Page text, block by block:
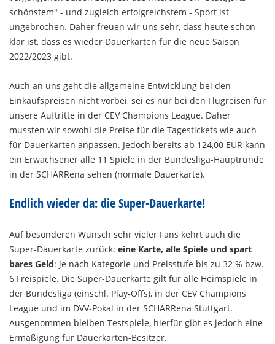
schönstem" - und zugleich erfolgreichstem - Sport ist
ungebrochen. Daher freuen wir uns sehr, dass heute schon
klar ist, dass es wieder Dauerkarten für die neue Saison
2022/2023 gibt.
Auch an uns geht die allgemeine Entwicklung bei den
Einkaufspreisen nicht vorbei, sei es nur bei den Flugreisen für
unsere Auftritte in der CEV Champions League. Daher
mussten wir sowohl die Preise für die Tagestickets wie auch
für Dauerkarten anpassen. Jedoch bereits ab 124,00 EUR kann
ein Erwachsener alle 11 Spiele in der Bundesliga-Hauptrunde
in der SCHARRena sehen (normale Dauerkarte).
Endlich wieder da: die Super-Dauerkarte!
Auf besonderen Wunsch sehr vieler Fans kehrt auch die
Super-Dauerkarte zurück: eine Karte, alle Spiele und spart
bares Geld: je nach Kategorie und Preisstufe bis zu 32 % bzw.
6 Freispiele. Die Super-Dauerkarte gilt für alle Heimspiele in
der Bundesliga (einschl. Play-Offs), in der CEV Champions
League und im DVV-Pokal in der SCHARRena Stuttgart.
Ausgenommen bleiben Testspiele, hierfür gibt es jedoch eine
Ermäßigung für Dauerkarten-Besitzer.